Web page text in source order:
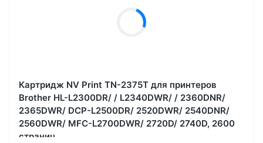
Картридж NV Print TN-2375T для принтеров
Brother HL-L2300DR/ / L2340DWR/ / 2360DNR/
2365DWR/ DCP-L2500DR/ 2520DWR/ 2540DNR/
2560DWR/ MFC-L2700DWR/ 2720D/ 2740D, 2600
страниц